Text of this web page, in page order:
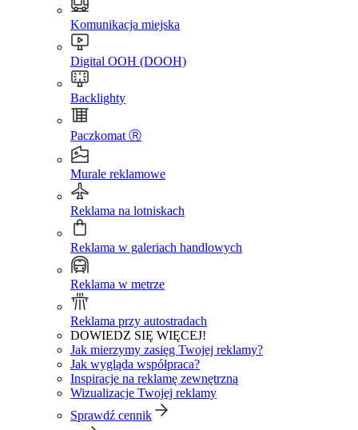
Komunikacja miejska
Digital OOH (DOOH)
Backlighty
Paczkomat Ⓡ
Murale reklamowe
Reklama na lotniskach
Reklama w galeriach handlowych
Reklama w metrze
Reklama przy autostradach
DOWIEDZ SIĘ WIĘCEJ!
Jak mierzymy zasięg Twojej reklamy?
Jak wygląda współpraca?
Inspiracje na reklamę zewnętrzną
Wizualizacje Twojej reklamy
Sprawdź cennik